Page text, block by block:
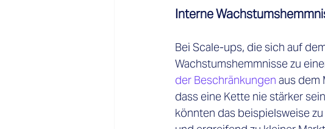
Interne
Bei Scale-ups, die sich auf
Wachstumshemmnisse zu
der Beschränkungen aus dem
dass eine Kette nie stärker
könnten das beispielsweise